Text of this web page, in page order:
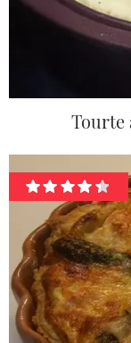
Tourte